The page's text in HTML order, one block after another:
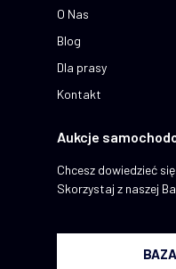
O Nas
Blog
Dla prasy
Kontakt
Aukcje
Chcesz dowiedzieć
Skorzystaj z naszej